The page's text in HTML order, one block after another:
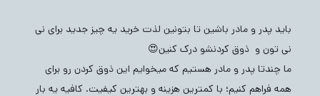
باید پدر و مادر باشین تا بتونین لذت خرید یه چیز جدید برای نی
نی تون و ذوق کردنشو درک کنین😍
ما چندتا پدر و مادر هستیم که میخوایم این ذوق کردن رو برای
همه فراهم کنیم؛ با کمترین هزینه و بهترین کیفیت. کافیه یه بار